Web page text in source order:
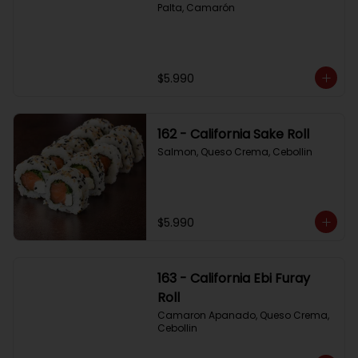
Palta, Camarón
$5.990
162 - California Sake Roll
Salmon, Queso Crema, Cebollin
$5.990
163 - California Ebi Furay
Roll
Camaron Apanado, Queso Crema,
Cebollin